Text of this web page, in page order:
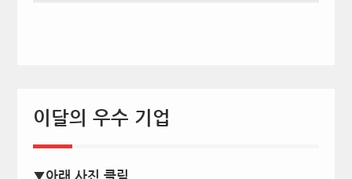
이달의 우수 기업